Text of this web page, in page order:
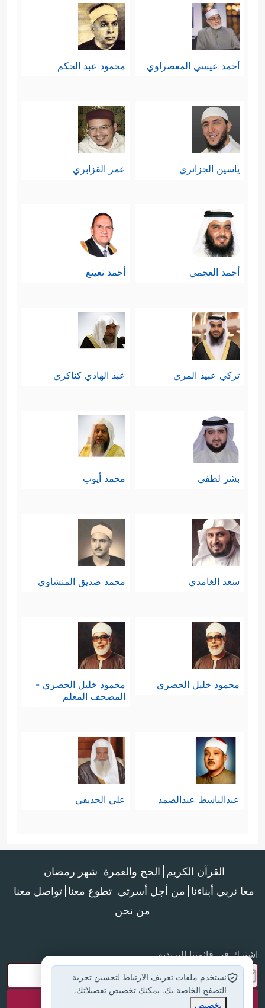
أحمد عيسي المعصراوي محمود عبد الحكم
ياسين الجزائري عمر القزابري
أحمد العجمي أحمد نعينع
تركي عبيد المري عبد الهادي كناكري
بشر لطفي محمد أيوب
سعد الغامدي محمد صديق المنشاوي
محمود خليل الحصري
محمود خليل الحصري -
المصحف المعلم
عبدالباسط عبدالصمد علي الحذيفي
القرآن الكريم الحج والعمرة شهر رمضان
معا نربي أبناءنا من أجل أسرتي تطوع معنا تواصل معنا
من نحن
اشترك في قائمتنا البريدية
نستخدم ملفات تعريف الارتباط لتحسين تجربة
التصفح الخاصة بك. يمكنك تخصيص تفضيلاتك.
تخصيص